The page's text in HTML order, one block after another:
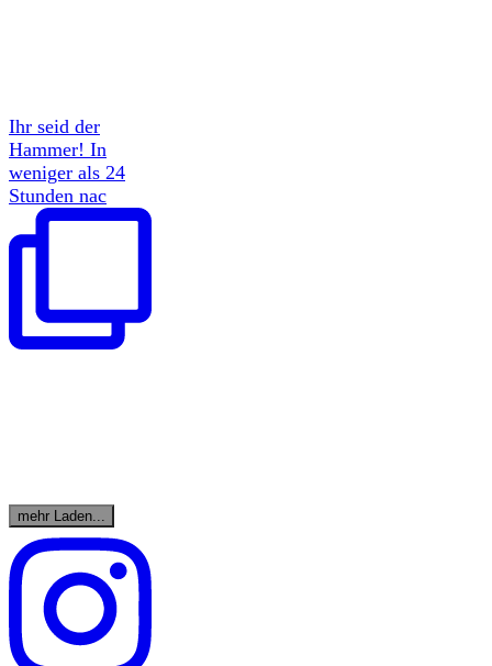
Ihr seid der
Hammer! In
weniger als 24
Stunden nac
mehr Laden...